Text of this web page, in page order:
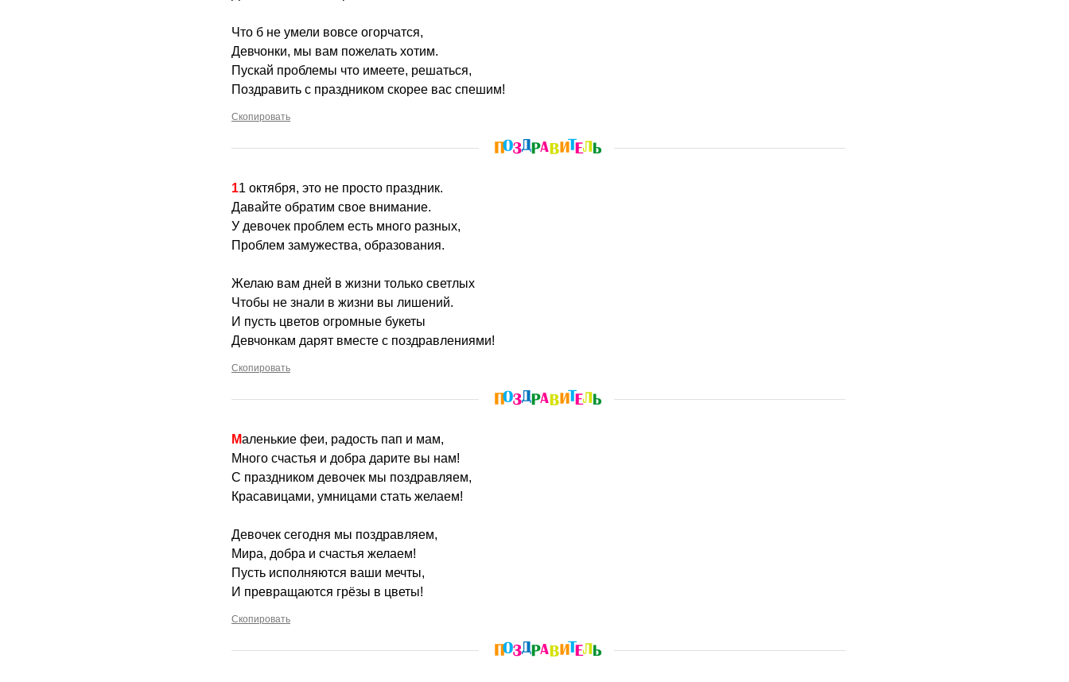
Что б не умели вовсе огорчатся,
Девчонки, мы вам пожелать хотим.
Пускай проблемы что имеете, решаться,
Поздравить с праздником скорее вас спешим!
Скопировать
11 октября, это не просто праздник.
Давайте обратим свое внимание.
У девочек проблем есть много разных,
Проблем замужества, образования.
Желаю вам дней в жизни только светлых
Чтобы не знали в жизни вы лишений.
И пусть цветов огромные букеты
Девчонкам дарят вместе с поздравлениями!
Скопировать
Маленькие феи, радость пап и мам,
Много счастья и добра дарите вы нам!
С праздником девочек мы поздравляем,
Красавицами, умницами стать желаем!
Девочек сегодня мы поздравляем,
Мира, добра и счастья желаем!
Пусть исполняются ваши мечты,
И превращаются грёзы в цветы!
Скопировать